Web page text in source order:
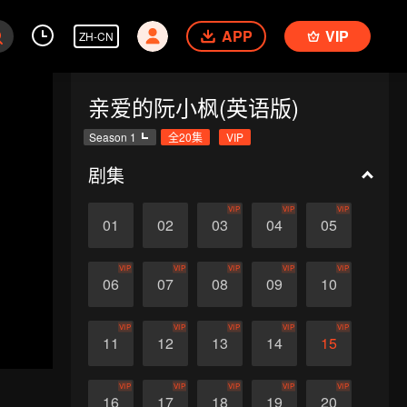
ZH-CN APP VIP
亲爱的阮小枫(英语版)
Season 1 全20集 VIP
剧集
01 02 03
VIP
04
VIP
05
VIP
06
VIP
07
VIP
08
VIP
09
VIP
10
VIP
11
VIP
12
VIP
13
VIP
14
VIP
15
VIP
16
VIP
17
VIP
18
VIP
19
VIP
20
VIP